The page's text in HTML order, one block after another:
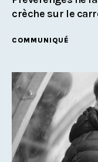
crèche sur le
COMMUNIQUÉ